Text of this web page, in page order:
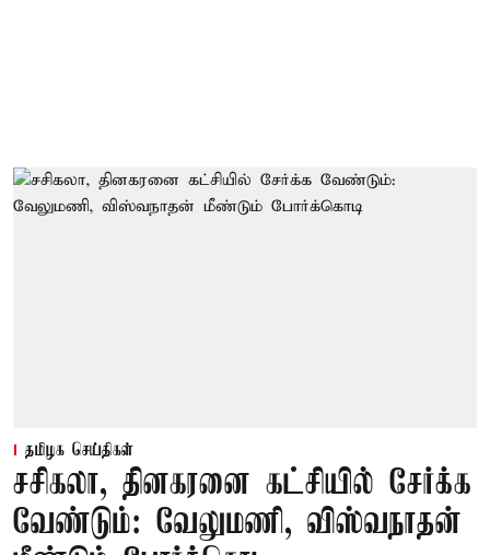
தமிழக செய்திகள்
சசிகலா, தினகரனை கட்சியில் சேர்க்க
வேண்டும்: வேலுமணி, விஸ்வநாதன்